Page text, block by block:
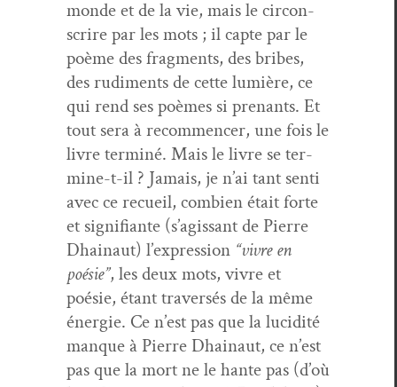
monde et de la vie, mais le cir­con­
scrire par les mots ; il capte par le
poème des frag­ments, des bribes,
des rudi­ments de cette lumière, ce
qui rend ses poèmes si prenants. Et
tout sera à recom­mencer, une fois le
livre ter­miné. Mais le livre se ter­
mine-t-il ? Jamais, je n’ai tant sen­ti
avec ce recueil, com­bi­en était forte
et sig­nifi­ante (s’agis­sant de Pierre
Dhain­aut) l’ex­pres­sion “vivre en
poésie”, les deux mots, vivre et
poésie, étant tra­ver­sés de la même
énergie. Ce n’est pas que la lucid­ité
manque à Pierre Dhain­aut, ce n’est
pas que la mort ne le hante pas (d’où